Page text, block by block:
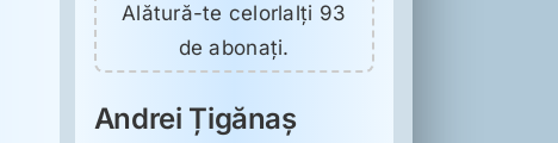
Alătură-te celorlalți 93
de abonați.
Andrei Țigănaș